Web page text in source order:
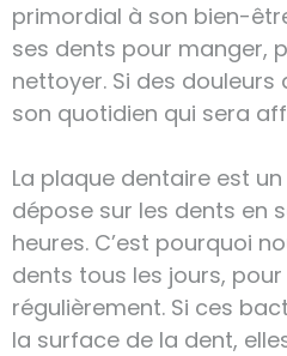
primordial à son bien-
ses dents pour manger,
nettoyer. Si des douleurs
son quotidien qui sera
La plaque dentaire est
dépose sur les dents en
heures. C’est pourquoi
dents tous les jours, pour
régulièrement. Si ces
la surface de la dent,